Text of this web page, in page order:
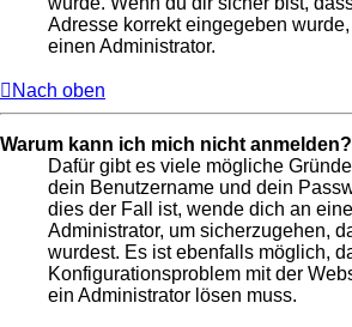
Adresse korrekt eingegeben
einen Administrator.
Nach oben
Warum kann ich mich nicht anmelden?
Dafür gibt es viele mögliche
dein Benutzername und dein
dies der Fall ist, wende dich an
Administrator, um sicherzugehen,
wurdest. Es ist ebenfalls möglich,
Konfigurationsproblem mit der
ein Administrator lösen muss.